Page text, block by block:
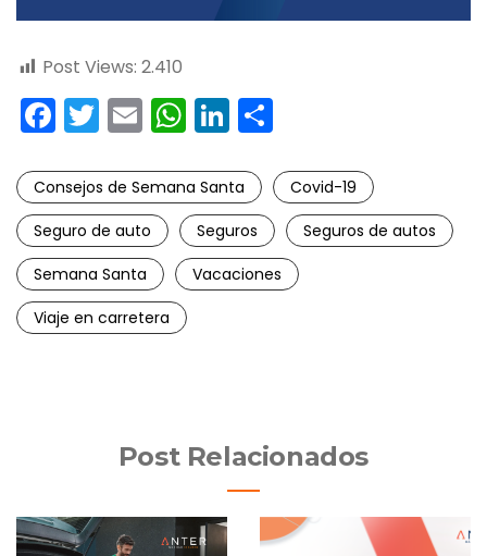
Post Views: 2.410
F
a
c
e
b
o
o
T
w
itt
er
E
m
ai
l
W
h
a
ts
A
p
p
Li
n
k
e
dI
n
m
p
ar
tir
Consejos de Semana Santa
Covid-19
Seguro de auto
Seguros
Seguros de autos
Semana Santa
Vacaciones
Viaje en carretera
Post Relacionados